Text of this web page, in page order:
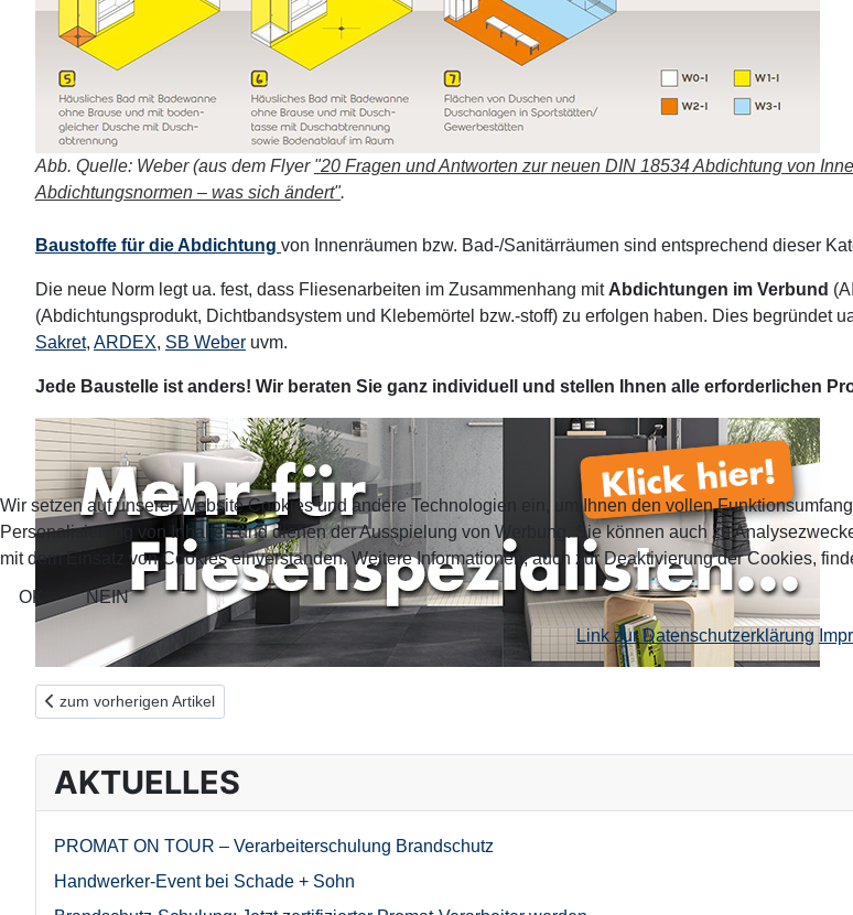
Abb. Quelle: Weber (aus dem Flyer "20 Fragen und Antworten zur neuen DIN 18534 Abdichtung von
Abdichtungsnormen – was sich ändert".
Baustoffe für die Abdichtung von Innenräumen bzw. Bad-/Sanitärräumen sind entsprechend dieser
Die neue Norm legt ua. fest, dass Fliesenarbeiten im Zusammenhang mit Abdichtungen im Verbund
(Abdichtungsprodukt, Dichtbandsystem und Klebemörtel bzw.-stoff) zu erfolgen haben. Dies begründet
Sakret, ARDEX, SB Weber uvm.
Jede Baustelle ist anders! Wir beraten Sie ganz individuell und stellen Ihnen alle erforderlichen
Vorheriger Beitrag: Bostik Abdichtungsprodukte
zum vorherigen Artikel
AKTUELLES
PROMAT ON TOUR – Verarbeiterschulung Brandschutz
Handwerker-Event bei Schade + Sohn
Wir setzen auf unserer Website Cookies und andere Technologien ein, um Ihnen den vollen
Personalisierung von Inhalten und dienen der Ausspielung von Werbung. Sie können auch zu
mit dem Einsatz von Cookies einverstanden. Weitere Informationen, auch zur Deaktivierung der Cookies,
OK NEIN
Link zur Datenschutzerklärung